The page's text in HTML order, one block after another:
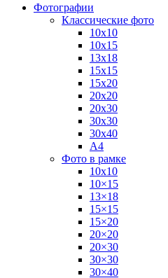
Фотографии
Классические фото
10х10
10х15
13х18
15х15
15х20
20х20
20х30
30х30
30х40
А4
Фото в рамке
10х10
10×15
13×18
15×15
15×20
20×20
20×30
30×30
30×40